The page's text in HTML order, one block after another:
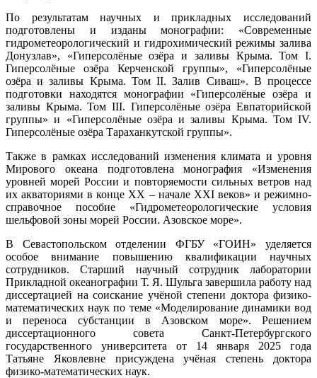
По результатам научных и прикладных исследований
подготовлены и изданы монографии: «Современные
гидрометеорологический и гидрохимический режимы залива
Донузлав», «Гиперсолёные озёра и заливы Крыма. Том I.
Гиперсолёные озёра Керченской группы», «Гиперсолёные
озёра и заливы Крыма. Том II. Залив Сиваш». В процессе
подготовки находятся монографии «Гиперсолёные озёра и
заливы Крыма. Том III. Гиперсолёные озёра Евпаторийской
группы» и «Гиперсолёные озёра и заливы Крыма. Том IV.
Гиперсолёные озёра Тараханкутской группы».
Также в рамках исследований изменения климата и уровня
Мирового океана подготовлена монография «Изменения
уровней морей России и повторяемости сильных ветров над
их акваториями в конце XX – начале XXI веков» и режимно-
справочное пособие «Гидрометеорологические условия
шельфовой зоны морей России. Азовское море».
В Севастопольском отделении ФГБУ «ГОИН» уделяется
особое внимание повышению квалификации научных
сотрудников. Старший научный сотрудник лаборатории
Прикладной океанографии Т. Я. Шульга завершила работу над
диссертацией на соискание учёной степени доктора физико-
математических наук по теме «Моделирование динамики вод
и переноса субстанции в Азовском море». Решением
диссертационного совета Санкт-Петербургского
государственного университета от 14 января 2025 года
Татьяне Яковлевне присуждена учёная степень доктора
физико-математических наук.